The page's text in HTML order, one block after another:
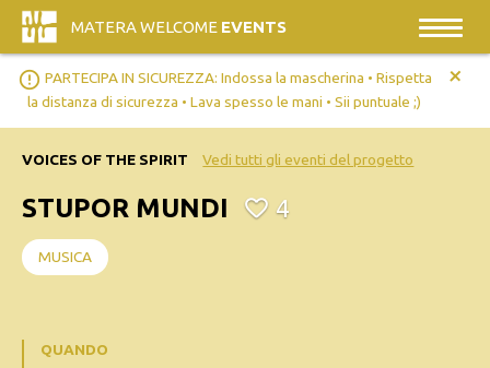
MATERA WELCOME EVENTS
error_outline PARTECIPA IN SICUREZZA: Indossa la mascherina • Rispetta
la distanza di sicurezza • Lava spesso le mani • Sii puntuale ;)
+
VOICES OF THE SPIRIT Vedi tutti gli eventi del progetto
STUPOR MUNDI 4
MUSICA
QUANDO